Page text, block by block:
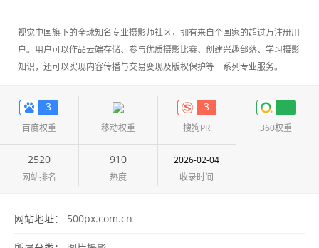
视觉中国旗下的全球知名专业摄影师社区，拥有来自个国家的超过万注册用
户。用户可以作品云端存储、参与优质摄影比赛、创建兴趣部落、学习摄影
知识，还可以实现内容传播与交易变现及版权保护等一系列专业服务。
3
百度权重 移动权重
3
搜狗PR 360权重
2520
网站排名
910
热度
2026-02-04
收录时间
网站地址： 500px.com.cn